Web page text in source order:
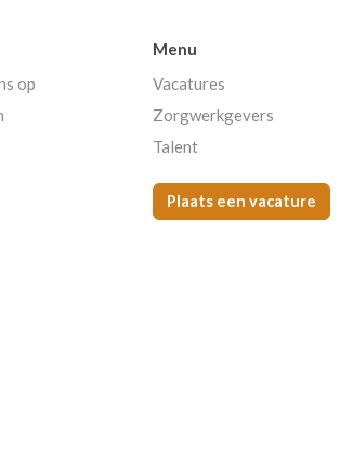
op
Menu
Vacatures
Zorgwerkgevers
Talent
Plaats een vacature